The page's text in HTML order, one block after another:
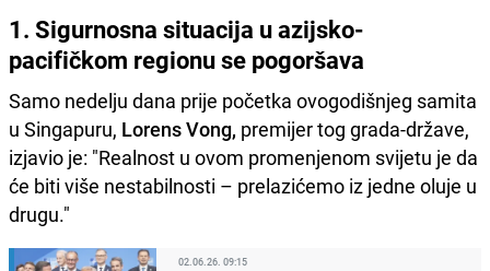
1. Sigurnosna situacija u azijsko-
pacifičkom regionu se pogoršava
Samo nedelju dana prije početka ovogodišnjeg samita
u Singapuru, Lorens Vong, premijer tog grada-države,
izjavio je: "Realnost u ovom promenjenom svijetu je da
će biti više nestabilnosti – prelazićemo iz jedne oluje u
drugu."
02.06.26. 09:15